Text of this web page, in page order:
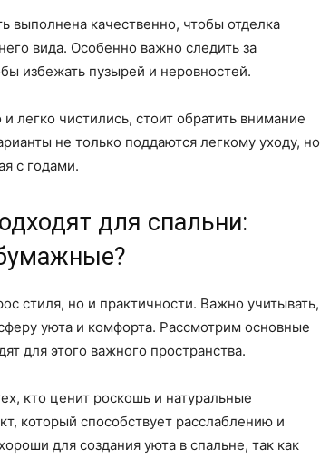
выполнена качественно, чтобы отделка
вида. Особенно важно следить за
избежать пузырей и неровностей.
легко чистились, стоит обратить внимание
не только поддаются легкому уходу, но
с годами.
для спальни:
стиля, но и практичности. Важно учитывать,
уюта и комфорта. Рассмотрим основные
для этого важного пространства.
кто ценит роскошь и натуральные
который способствует расслаблению и
для создания уюта в спальне, так как